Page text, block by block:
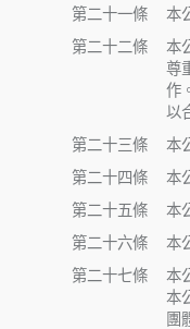
第二十一條
本
第二十二條
本
尊
作
以
第二十三條
本
第二十四條
本
第二十五條
本
第二十六條
本
第二十七條
本
本
團